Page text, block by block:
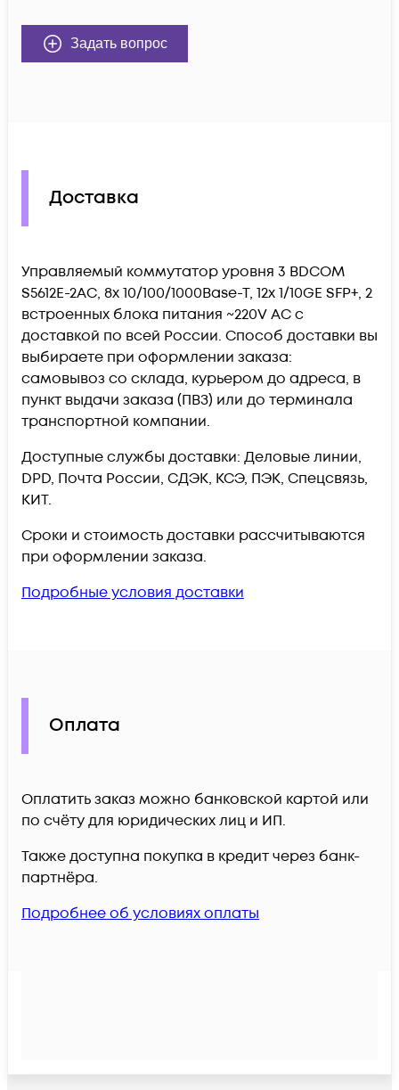
Задать вопрос
Доставка
Управляемый коммутатор уровня 3 BDCOM
S5612E-2AC, 8x 10/100/1000Base-T, 12x 1/10GE SFP+, 2
встроенных блока питания ~220V AC c
доставкой по всей России. Способ доставки вы
выбираете при оформлении заказа:
самовывоз со склада, курьером до адреса, в
пункт выдачи заказа (ПВЗ) или до терминала
транспортной компании.
Доступные службы доставки: Деловые линии,
DPD, Почта России, СДЭК, КСЭ, ПЭК, Спецсвязь,
КИТ.
Сроки и стоимость доставки рассчитываются
при оформлении заказа.
Подробные условия доставки
Оплата
Оплатить заказ можно банковской картой или
по счёту для юридических лиц и ИП.
Также доступна покупка в кредит через банк-
партнёра.
Подробнее об условиях оплаты